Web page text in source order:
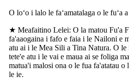
O loʻo i lalo le faʻamatalaga o le fuʻa
★ Meafaitino Lelei: O la matou Fu'a
fa'aaogaina i fafo e faia i le Nailoni e
atu ai i le Mea Sili a Tina Natura. O
tete'e atu i le vai e maua ai se foliga
matua'i malosi ona o le fua fa'atatau o
le ie.